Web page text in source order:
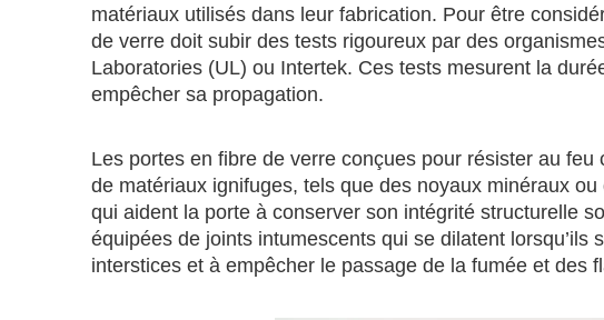
matériaux utilisés dans leur fabrication. Pour être
de verre doit subir des tests rigoureux par des
Laboratories (UL) ou Intertek. Ces tests mesurent la
empêcher sa propagation.
Les portes en fibre de verre conçues pour résister au
de matériaux ignifuges, tels que des noyaux minéraux
qui aident la porte à conserver son intégrité structurelle
équipées de joints intumescents qui se dilatent
interstices et à empêcher le passage de la fumée et des